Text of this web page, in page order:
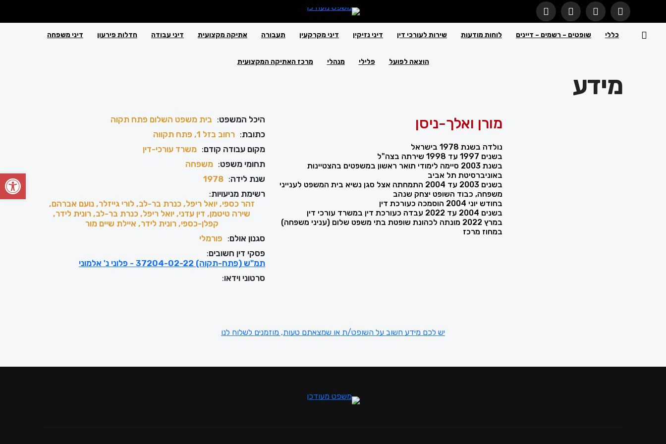
כללי שופטים – רשמים – דיינים לוחות מודעות שירות לעורכי דין דיני נזיקין דיני מקרקעין תעבורה אתיקה מקצועית דיני עבודה חדלות פירעון דיני משפחה
הוצאה לפועל פלילי מנהלי מרכז האתיקה המקצועית
מידע
מורן ואלך-ניסן
נולדה בשנת 1978 בישראל
בשנים 1997 עד 1998 שירתה בצה"ל
בשנת 2003 סיימה לימודי תואר ראשון במשפטים בהצטיינות
באוניברסיטת תל אביב
בשנים 2003 עד 2004 התמחתה אצל סגן נשיא בית המשפט לענייני
משפחה, כבוד השופט יצחק שנהב
בחודש יוני 2004 הוסמכה כעורכת דין
בשנים 2004 עד 2022 עבדה כעורכת דין במשרד עורכי דין
במרץ 2022 מונתה לכהונת שופטת בתי משפט שלום (עניני משפחה)
במחוז מרכז
היכל המשפט: בית משפט השלום פתח תקוה
כתובת: רחוב בזל 1, פתח תקווה
מקום עבודה קודם: משרד עורכי-דין
תחומי משפט: משפחה
שנת לידה:
1978
רשימת מניעויות:
זהר כספי, יואל ריפל, כנרת בר-לב, לורי גייזלר, נועם אברהם,
שירה טיטמן, דין עדני, יואל ריפל, כנרת בר-לב, רונית לידר,
קפלן-כספי, רונית לידר, איילת שיים מור
סגנון אולם: פורמלי
פסקי דין חשובים:
תמ"ש (פתח-תקוה) 37204-02-22 - פלוני נ' אלמוני
סרטוני וידאו:
יש לכם מידע חשוב על השופט/ת או שמצאתם טעות, מוזמנים לשלוח לנו
פתח